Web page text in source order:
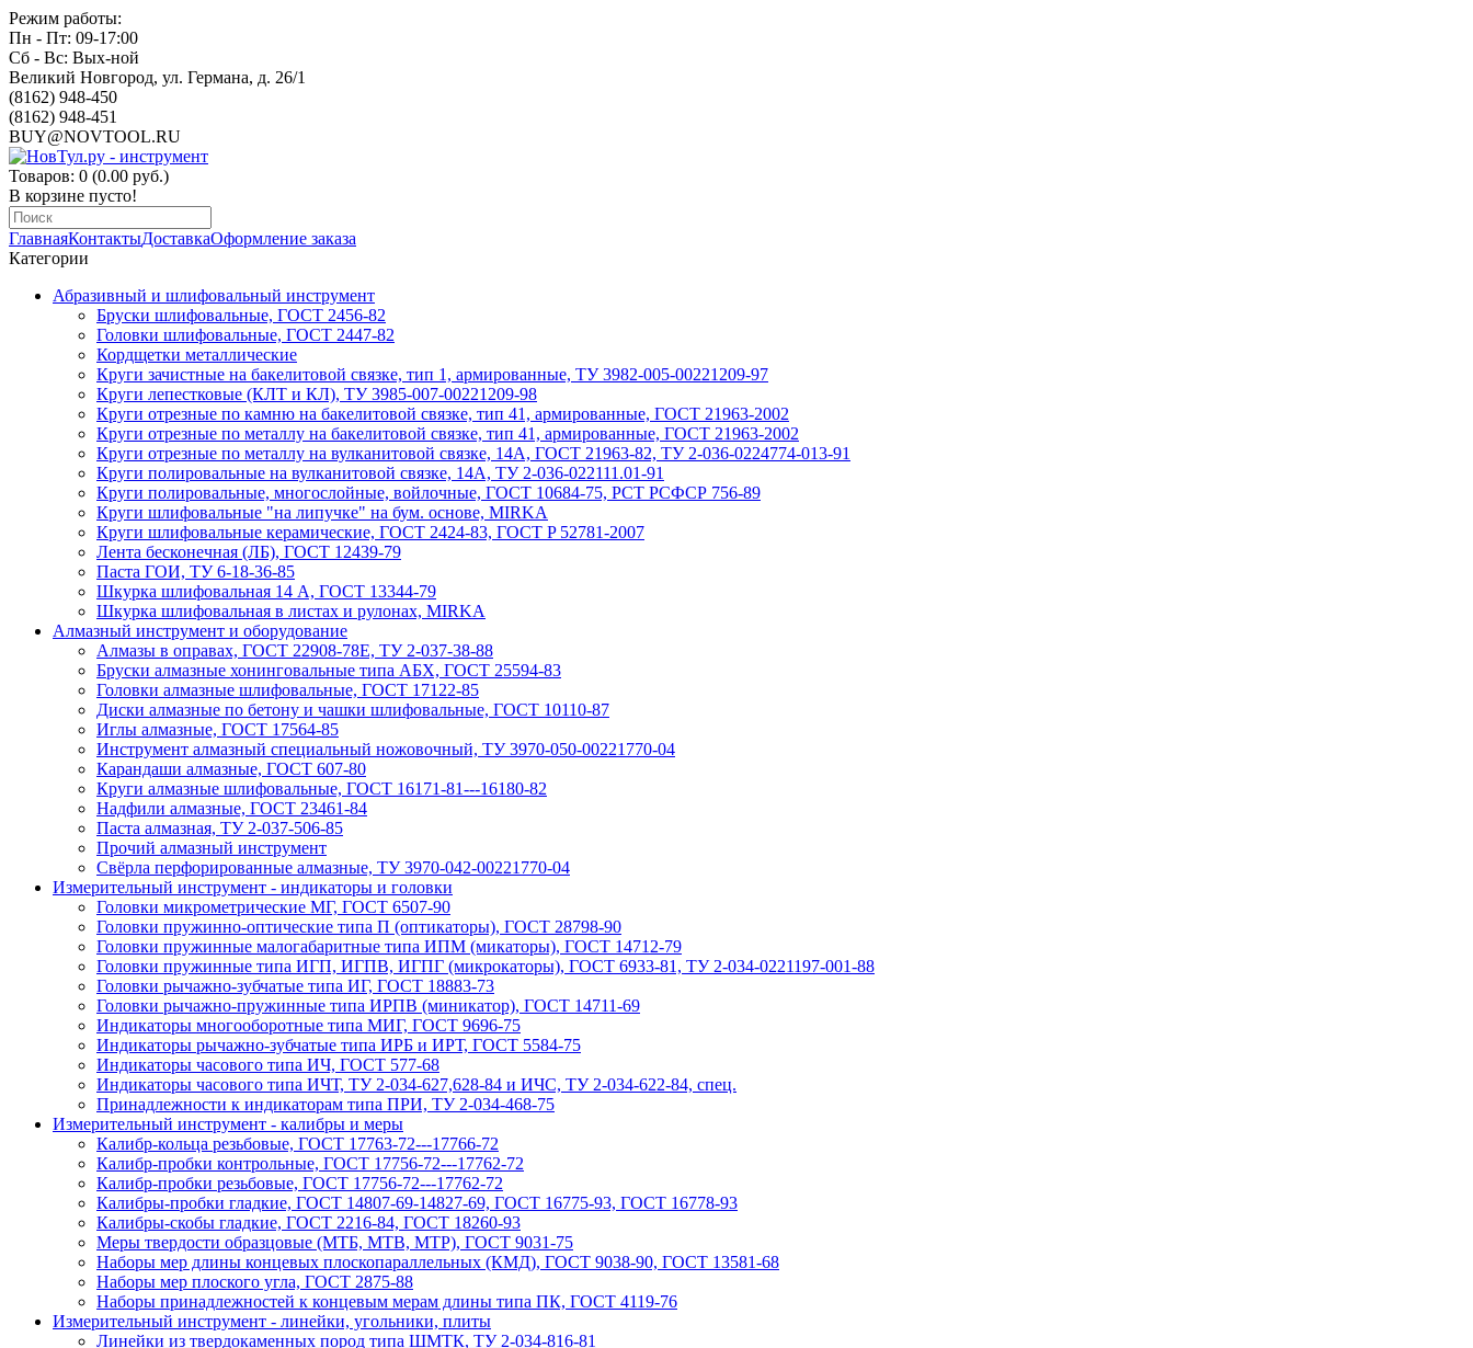
Режим работы:
Пн - Пт: 09-17:00
Сб - Вс: Вых-ной
Великий Новгород, ул. Германа, д. 26/1
(8162) 948-450
(8162) 948-451
BUY@NOVTOOL.RU
Товаров: 0 (0.00 руб.)
В корзине пусто!
ГлавнаяКонтактыДоставкаОформление заказа
Категории
Абразивный и шлифовальный инструмент
Бруски шлифовальные, ГОСТ 2456-82
Головки шлифовальные, ГОСТ 2447-82
Кордщетки металлические
Круги зачистные на бакелитовой связке, тип 1, армированные, ТУ 3982-005-00221209-97
Круги лепестковые (КЛТ и КЛ), ТУ 3985-007-00221209-98
Круги отрезные по камню на бакелитовой связке, тип 41, армированные, ГОСТ 21963-2002
Круги отрезные по металлу на бакелитовой связке, тип 41, армированные, ГОСТ 21963-2002
Круги отрезные по металлу на вулканитовой связке, 14А, ГОСТ 21963-82, ТУ 2-036-0224774-013-91
Круги полировальные на вулканитовой связке, 14А, ТУ 2-036-022111.01-91
Круги полировальные, многослойные, войлочные, ГОСТ 10684-75, РСТ РСФСР 756-89
Круги шлифовальные "на липучке" на бум. основе, MIRKA
Круги шлифовальные керамические, ГОСТ 2424-83, ГОСТ P 52781-2007
Лента бесконечная (ЛБ), ГОСТ 12439-79
Паста ГОИ, ТУ 6-18-36-85
Шкурка шлифовальная 14 А, ГОСТ 13344-79
Шкурка шлифовальная в листах и рулонах, MIRKA
Алмазный инструмент и оборудование
Алмазы в оправах, ГОСТ 22908-78Е, ТУ 2-037-38-88
Бруски алмазные хонинговальные типа АБХ, ГОСТ 25594-83
Головки алмазные шлифовальные, ГОСТ 17122-85
Диски алмазные по бетону и чашки шлифовальные, ГОСТ 10110-87
Иглы алмазные, ГОСТ 17564-85
Инструмент алмазный специальный ножовочный, ТУ 3970-050-00221770-04
Карандаши алмазные, ГОСТ 607-80
Круги алмазные шлифовальные, ГОСТ 16171-81---16180-82
Надфили алмазные, ГОСТ 23461-84
Паста алмазная, ТУ 2-037-506-85
Прочий алмазный инструмент
Свёрла перфорированные алмазные, ТУ 3970-042-00221770-04
Измерительный инструмент - индикаторы и головки
Головки микрометрические МГ, ГОСТ 6507-90
Головки пружинно-оптические типа П (оптикаторы), ГОСТ 28798-90
Головки пружинные малогабаритные типа ИПМ (микаторы), ГОСТ 14712-79
Головки пружинные типа ИГП, ИГПВ, ИГПГ (микрокаторы), ГОСТ 6933-81, ТУ 2-034-0221197-001-88
Головки рычажно-зубчатые типа ИГ, ГОСТ 18883-73
Головки рычажно-пружинные типа ИРПВ (миникатор), ГОСТ 14711-69
Индикаторы многооборотные типа МИГ, ГОСТ 9696-75
Индикаторы рычажно-зубчатые типа ИРБ и ИРТ, ГОСТ 5584-75
Индикаторы часового типа ИЧ, ГОСТ 577-68
Индикаторы часового типа ИЧТ, ТУ 2-034-627,628-84 и ИЧС, ТУ 2-034-622-84, спец.
Принадлежности к индикаторам типа ПРИ, ТУ 2-034-468-75
Измерительный инструмент - калибры и меры
Калибр-кольца резьбовые, ГОСТ 17763-72---17766-72
Калибр-пробки контрольные, ГОСТ 17756-72---17762-72
Калибр-пробки резьбовые, ГОСТ 17756-72---17762-72
Калибры-пробки гладкие, ГОСТ 14807-69-14827-69, ГОСТ 16775-93, ГОСТ 16778-93
Калибры-скобы гладкие, ГОСТ 2216-84, ГОСТ 18260-93
Меры твердости образцовые (МТБ, МТВ, МТР), ГОСТ 9031-75
Наборы мер длины концевых плоскопараллельных (КМД), ГОСТ 9038-90, ГОСТ 13581-68
Наборы мер плоского угла, ГОСТ 2875-88
Наборы принадлежностей к концевым мерам длины типа ПК, ГОСТ 4119-76
Измерительный инструмент - линейки, угольники, плиты
Линейки из твердокаменных пород типа ШМТК, ТУ 2-034-816-81